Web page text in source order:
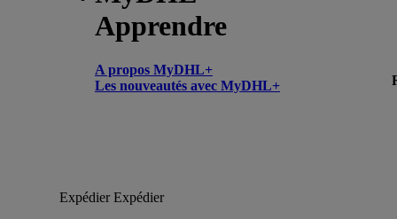
Apprendre
A propos MyDHL+
Les nouveautés avec MyDHL+
ExpédierExpédier